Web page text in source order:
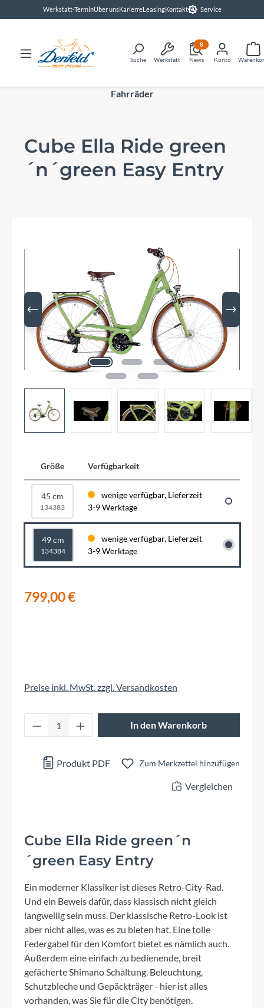
springenWerkstatt-TerminÜber unsKarierreLeasingKontakt Service
Suche Werkstatt News
8
Konto
Fahrräder
Cube Ella Ride green
´n´green Easy Entry
Größe Verfügbarkeit
45 cm
134383
wenige verfügbar, Lieferzeit
3-9 Werktage
49 cm
134384
wenige verfügbar, Lieferzeit
3-9 Werktage
799,00 €
Preise inkl. MwSt. zzgl. Versandkosten
Produkt Anzahl: Gib den gewünschten
In den Warenkorb
Produkt PDF Zum Merkzettel hinzufügen
Vergleichen
Cube Ella Ride green´n
´green Easy Entry
Ein moderner Klassiker ist dieses Retro-City-Rad.
Und ein Beweis dafür, dass klassisch nicht gleich
langweilig sein muss. Der klassische Retro-Look ist
aber nicht alles, was es zu bieten hat. Eine tolle
Federgabel für den Komfort bietet es nämlich auch.
Außerdem eine einfach zu bedienende, breit
gefächerte Shimano Schaltung. Beleuchtung,
Schutzbleche und Gepäckträger - hier ist alles
vorhanden, was Sie für die City benötigen.